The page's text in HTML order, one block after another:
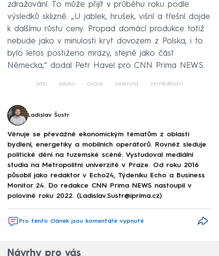
zdražování. To může přijít v průběhu roku podle
výsledků sklizně. „U jablek, hrušek, višní a třešní dojde
k dalšímu růstu ceny. Propad domácí produkce totiž
nebude jako v minulosti kryt dovozem z Polska, i to
bylo letos postiženo mrazy, stejně jako část
Německa,“ dodal Petr Havel pro CNN Prima NEWS.
jídlo jablko ovoce zelenina zemědělství
Ladislav Šustr
Věnuje se převážně ekonomickým tématům z oblasti
bydlení, energetiky a mobilních operátorů. Rovněž sleduje
politické dění na tuzemské scéně. Vystudoval mediální
studia na Metropolitní univerzitě v Praze. Od roku 2016
působil jako redaktor v Echo24, Týdeníku Echo a Business
Monitor 24. Do redakce CNN Prima NEWS nastoupil v
polovině roku 2022. (Ladislav.Sustr@iprima.cz)
Pro tento článek jsou komentáře vypnuté
Návrhy pro vás